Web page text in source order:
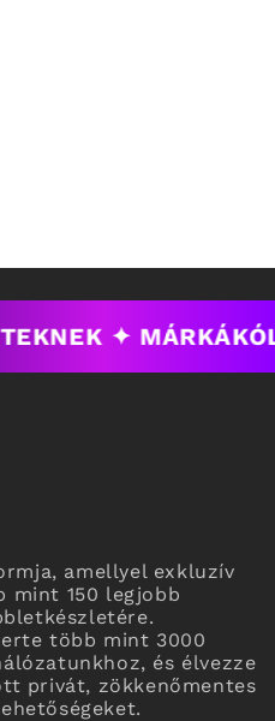
✦
amellyel exkluzív
mint 150 legjobb
több mint 3000
és élvezze
privát, zökkenőmentes